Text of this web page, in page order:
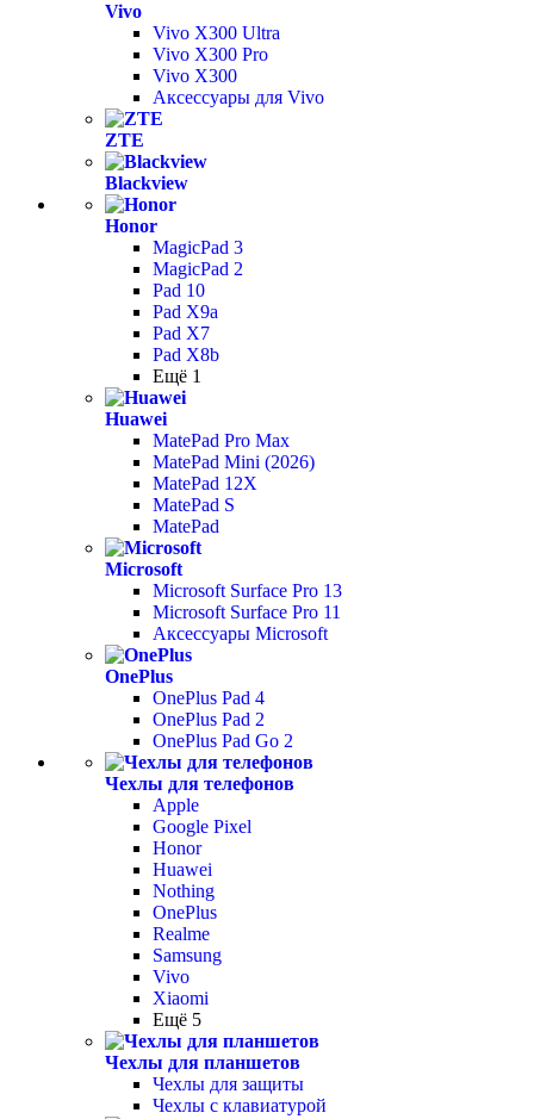
Vivo
Vivo X300 Ultra
Vivo X300 Pro
Vivo X300
Аксессуары для Vivo
ZTE
Blackview
Honor
MagicPad 3
MagicPad 2
Pad 10
Pad X9a
Pad X7
Pad X8b
Ещё 1
Huawei
MatePad Pro Max
MatePad Mini (2026)
MatePad 12X
MatePad S
MatePad
Microsoft
Microsoft Surface Pro 13
Microsoft Surface Pro 11
Аксессуары Microsoft
OnePlus
OnePlus Pad 4
OnePlus Pad 2
OnePlus Pad Go 2
Чехлы для телефонов
Apple
Google Pixel
Honor
Huawei
Nothing
OnePlus
Realme
Samsung
Vivo
Xiaomi
Ещё 5
Чехлы для планшетов
Чехлы для защиты
Чехлы с клавиатурой